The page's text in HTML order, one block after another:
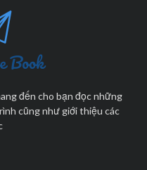
đến cho bạn đọc những
cũng như giới thiệu các